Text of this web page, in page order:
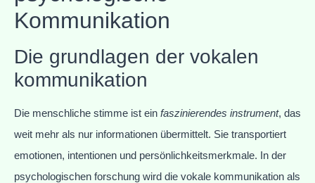
Kommunikation
Die grundlagen der vokalen
kommunikation
Die menschliche stimme ist ein faszinierendes instrument, das
weit mehr als nur informationen übermittelt. Sie transportiert
emotionen, intentionen und persönlichkeitsmerkmale. In der
psychologischen forschung wird die vokale kommunikation als